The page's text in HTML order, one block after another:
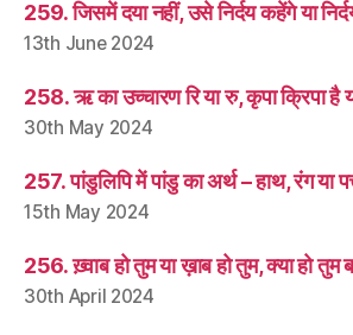
259. जिसमें दया नहीं, उसे निर्दय कहेंगे या
13th June 2024
258. ऋ का उच्चारण रि या रु, कृपा क्रिपा है
30th May 2024
257. पांडुलिपि में पांडु का अर्थ – हाथ, रंग या
15th May 2024
256. ख़्वाब हो तुम या ख़ाब हो तुम, क्या हो
30th April 2024